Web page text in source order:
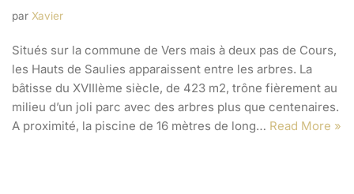
par Xavier
Situés sur la commune de Vers mais à deux pas de Cours,
les Hauts de Saulies apparaissent entre les arbres. La
bâtisse du XVIIIème siècle, de 423 m2, trône fièrement au
milieu d’un joli parc avec des arbres plus que centenaires.
A proximité, la piscine de 16 mètres de long… Read More »